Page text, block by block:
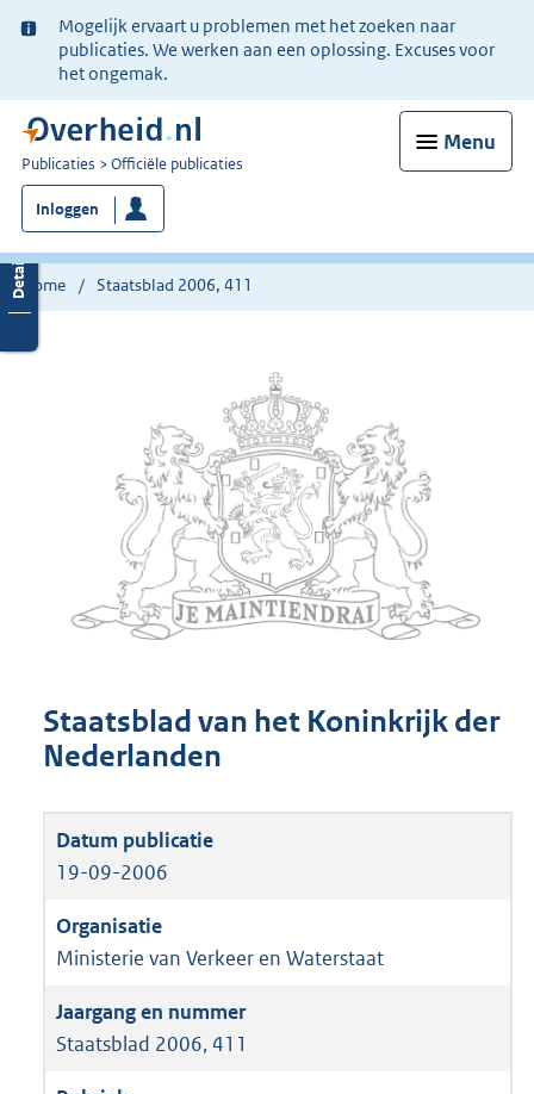
Ter
informatie:
Mogelijk ervaart u problemen met het zoeken naar
publicaties. We werken aan een oplossing. Excuses voor
het ongemak.
Menu
U
bent
nu
hier:
Publicaties Officiële publicaties
Inloggen
Home Staatsblad 2006, 411
Staatsblad van het Koninkrijk der
Nederlanden
19-09-2006
Ministerie van Verkeer en Waterstaat
Staatsblad 2006, 411